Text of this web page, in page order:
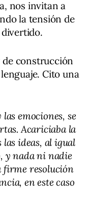
nos invitan a
la tensión de
de construcción
Cito una
emociones, se
Acariciaba la
las ideas, al igual
y nada ni nadie
firme resolución
en este caso